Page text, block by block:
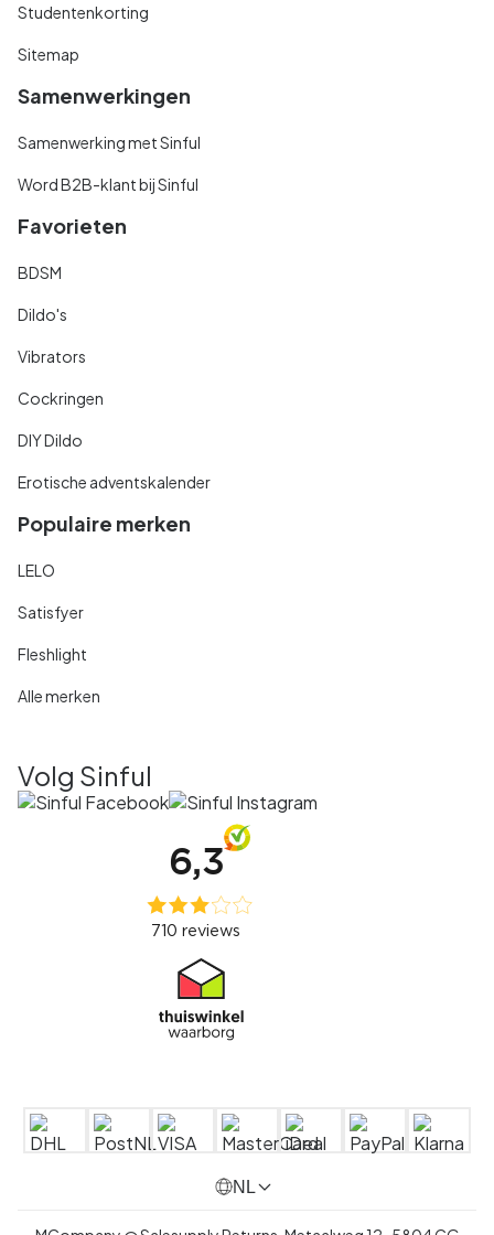
Studentenkorting
Sitemap
Samenwerkingen
Samenwerking met Sinful
Word B2B-klant bij Sinful
Favorieten
BDSM
Dildo's
Vibrators
Cockringen
DIY Dildo
Erotische adventskalender
Populaire merken
LELO
Satisfyer
Fleshlight
Alle merken
Volg Sinful
NL